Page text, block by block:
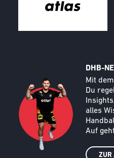
DHB-
Text
Mit
Du
alles
Auf
ZUR